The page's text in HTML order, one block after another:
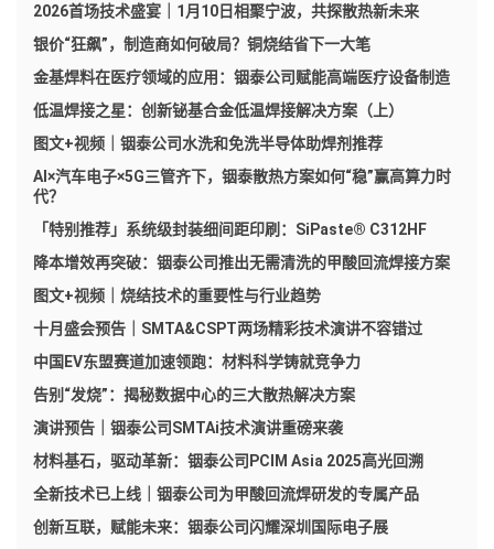
2026首场技术盛宴｜1月10日相聚宁波，共探散热新未来
银价“狂飙”，制造商如何破局？铜烧结省下一大笔
金基焊料在医疗领域的应用：铟泰公司赋能高端医疗设备制造
低温焊接之星：创新铋基合金低温焊接解决方案（上）
图文+视频｜铟泰公司水洗和免洗半导体助焊剂推荐
AI×汽车电子×5G三管齐下，铟泰散热方案如何“稳”赢高算力时
代？
「特别推荐」系统级封装细间距印刷：SiPaste® C312HF
降本增效再突破：铟泰公司推出无需清洗的甲酸回流焊接方案
图文+视频｜烧结技术的重要性与行业趋势
十月盛会预告｜SMTA&CSPT两场精彩技术演讲不容错过
中国EV东盟赛道加速领跑：材料科学铸就竞争力
告别“发烧”：揭秘数据中心的三大散热解决方案
演讲预告｜铟泰公司SMTAi技术演讲重磅来袭
材料基石，驱动革新：铟泰公司PCIM Asia 2025高光回溯
全新技术已上线｜铟泰公司为甲酸回流焊研发的专属产品
创新互联，赋能未来：铟泰公司闪耀深圳国际电子展